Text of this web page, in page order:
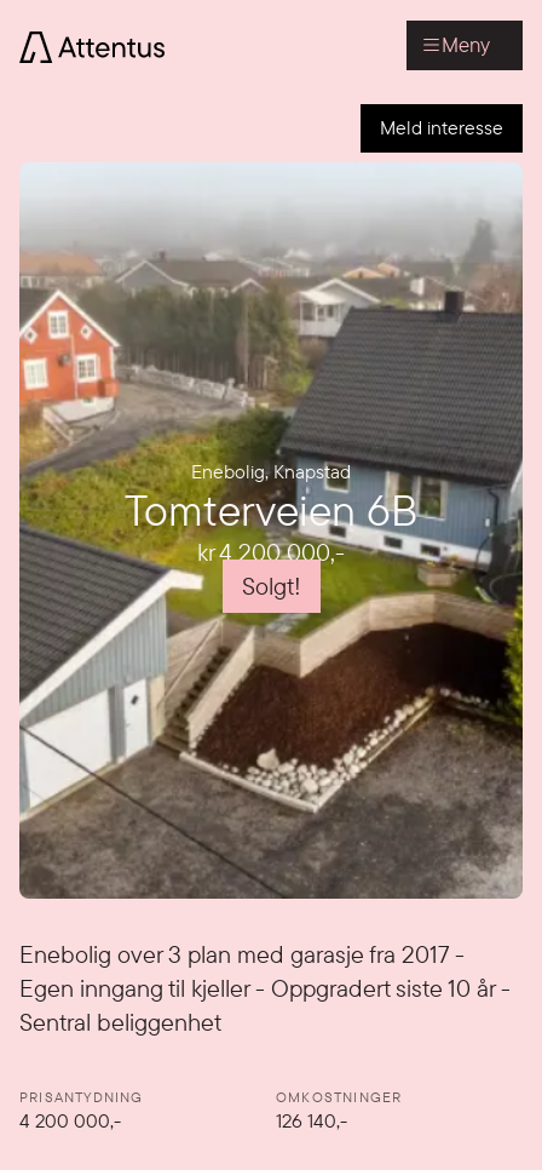
Meny
Meld interesse
Enebolig,Knapstad
Tomterveien 6B
kr 4 200 000,-
Solgt!
Enebolig over 3 plan med garasje fra 2017 -
Egen inngang til kjeller - Oppgradert siste 10 år -
Sentral beliggenhet
Detaljer
PRISANTYDNING
4 200 000,-
OMKOSTNINGER
126 140,-